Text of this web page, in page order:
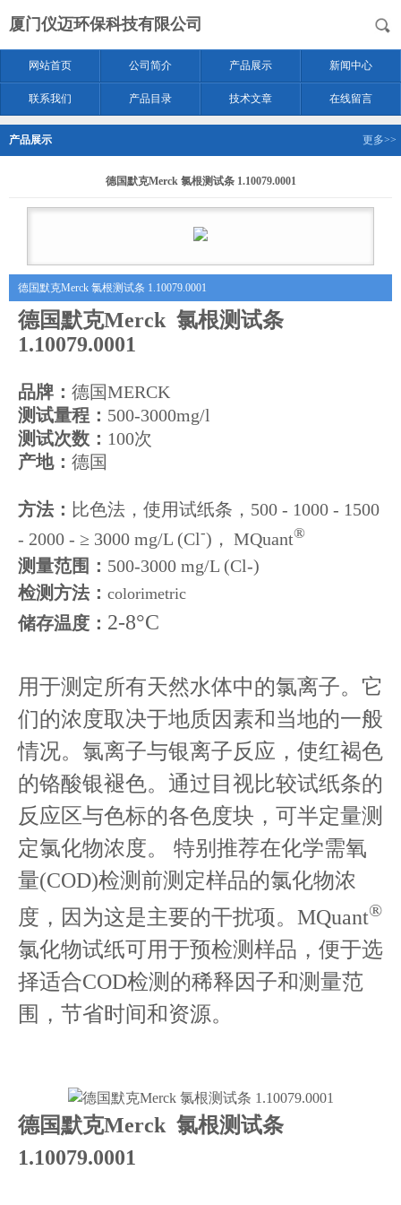
厦门仪迈环保科技有限公司
网站首页 公司简介 产品展示 新闻中心
联系我们 产品目录 技术文章 在线留言
产品展示 更多>>
德国默克Merck 氯根测试条 1.10079.0001
德国默克Merck 氯根测试条 1.10079.0001
德国默克Merck 氯根测试条
1.10079.0001
品牌： 德国MERCK
测试量程： 500-3000mg/l
测试次数： 100次
产地： 德国
方法： 比色法，使用试纸条，500 - 1000 - 1500
- 2000 - ≥ 3000 mg/L (Cl-)， MQuant®
测量范围： 500-3000 mg/L (Cl-)
检测方法： colorimetric
储存温度： 2-8°C
用于测定所有天然水体中的氯离子。它
们的浓度取决于地质因素和当地的一般
情况。氯离子与银离子反应，使红褐色
的铬酸银褪色。通过目视比较试纸条的
反应区与色标的各色度块，可半定量测
定氯化物浓度。 特别推荐在化学需氧
量(COD)检测前测定样品的氯化物浓
度，因为这是主要的干扰项。MQuant®
氯化物试纸可用于预检测样品，便于选
择适合COD检测的稀释因子和测量范
围，节省时间和资源。
德国默克Merck 氯根测试条
1.10079.0001